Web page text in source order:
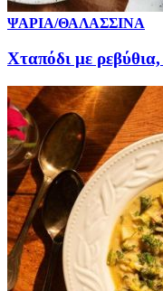
ΨΑΡΙΑ/ΘΑΛΑΣΣΙΝΑ
Χταπόδι με